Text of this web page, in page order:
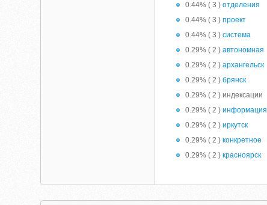
0.44% ( 3 )отделения
0.44% ( 3 )проект
0.44% ( 3 )система
0.29% ( 2 )автономная
0.29% ( 2 )архангельск
0.29% ( 2 )брянск
0.29% ( 2 ) индексации
0.29% ( 2 )информация
0.29% ( 2 )иркутск
0.29% ( 2 )конкретное
0.29% ( 2 )красноярск